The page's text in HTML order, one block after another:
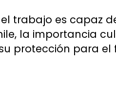
trabajo es capaz
la importancia
protección para el